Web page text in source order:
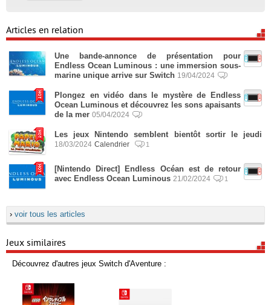
Articles en relation
Une bande-annonce de présentation pour
Endless Ocean Luminous : une immersion sous-
marine unique arrive sur Switch 19/04/2024
Plongez en vidéo dans le mystère de Endless
Ocean Luminous et découvrez les sons apaisants
de la mer 05/04/2024
Les jeux Nintendo semblent bientôt sortir le jeudi
18/03/2024 Calendrier 1
[Nintendo Direct] Endless Océan est de retour
avec Endless Ocean Luminous 21/02/2024 1
› voir tous les articles
Jeux similaires
Découvrez d'autres jeux Switch d'Aventure :